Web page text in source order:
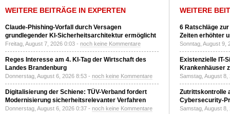
WEITERE BEITRÄGE IN EXPERTEN
Claude-Phishing-Vorfall durch Versagen
grundlegender KI-Sicherheitsarchitektur ermöglicht
Freitag, August 7, 2026 0:03 - noch keine Kommentare
Reges Interesse am 4. KI-Tag der Wirtschaft des
Landes Brandenburg
Donnerstag, August 6, 2026 8:53 - noch keine Kommentare
Digitalisierung der Schiene: TÜV-Verband fordert
Modernisierung sicherheitsrelevanter Verfahren
Donnerstag, August 6, 2026 0:37 - noch keine Kommentare
WEITERE
6 Ratschläge
Zeiten erhöhter
Sonntag, August 9,
Existenzielle IT-
Krankenhäuser
Samstag, August
Zutrittskontrolle
Cybersecurity-
Samstag, August